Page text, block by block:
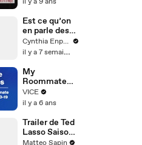
shredded
shoulders,
pecs, and
triceps
Est ce qu’on
en parle des
châteaux
autour de
Invitation *
@dolceversail
les
Cynthia Enparle
il y a 7 semaines
My
Roommate
Has COVID-19
VICE
il y a 6 ans
Trailer de Ted
Lasso Saison
4